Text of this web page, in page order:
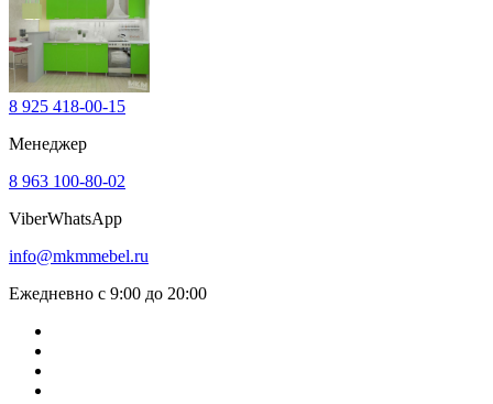
8 925 418-00-15
Менеджер
8 963 100-80-02
ViberWhatsApp
info@mkmmebel.ru
Ежедневно с 9:00 до 20:00